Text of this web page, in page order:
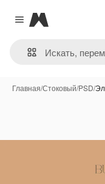
Close menu
Magnific
Главная/Стоковый/PSD/